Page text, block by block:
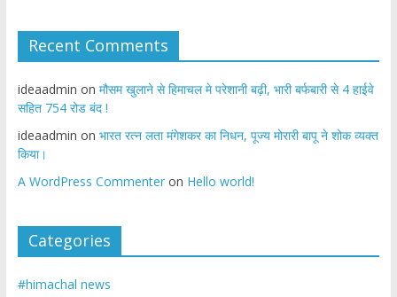
Recent Comments
ideaadmin on मौसम खुलाने से हिमाचल मे परेशानी बढ़ी, भारी बर्फबारी से 4 हाईवे
सहित 754 रोड बंद !
ideaadmin on भारत रत्न लता मंगेशकर का निधन, पूज्य मोरारी बापू ने शोक व्यक्त
किया।
A WordPress Commenteron Hello world!
Categories
#himachal news